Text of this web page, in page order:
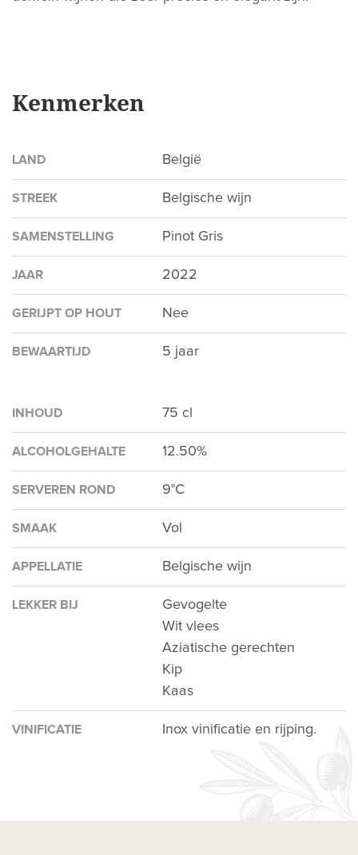
Kenmerken
LAND België
STREEK Belgische wijn
SAMENSTELLING Pinot Gris
JAAR 2022
GERIJPT OP HOUT Nee
BEWAARTIJD 5 jaar
INHOUD 75 cl
ALCOHOLGEHALTE 12.50%
SERVEREN ROND 9°C
SMAAK Vol
APPELLATIE Belgische wijn
LEKKER BIJ
Gevogelte
Wit vlees
Aziatische gerechten
Kip
Kaas
VINIFICATIE Inox vinificatie en rijping.